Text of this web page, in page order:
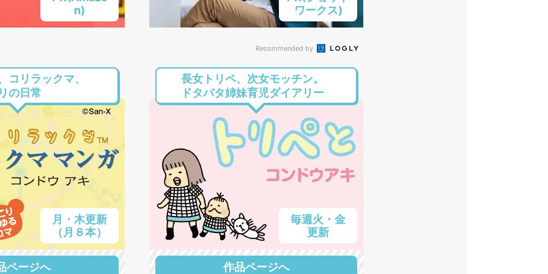
n)
ワークス)
Recommended by
コリラックマ、
の日常
月・木更新
（月８本）
ページへ
長女トリペ、次女モッチン。
ドタバタ姉妹育児ダイアリー
毎週火・金
更新
作品ページへ